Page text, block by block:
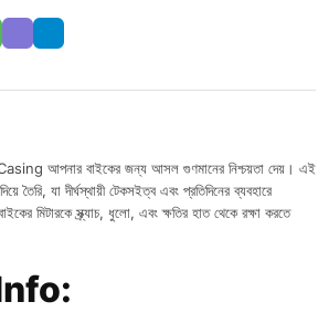
আপনার বাইকের জন্য আসল গুণমানের নিশ্চয়তা দেয়। এই
তৈরি, যা দীর্ঘস্থায়ী টেকসইত্ব এবং প্রতিদিনের ব্যবহারে
মিটারকে স্ক্র্যাচ, ধুলো, এবং ক্ষতির হাত থেকে রক্ষা করতে